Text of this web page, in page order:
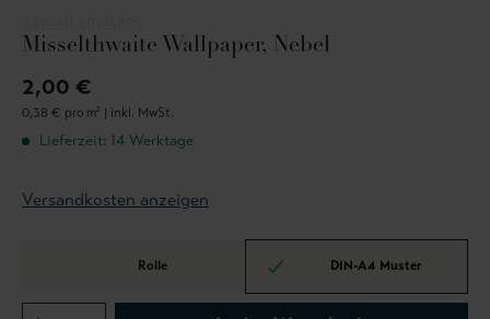
Misselthwaite Wallpaper, Nebel
2,00 €
0,38 € pro m² | inkl. MwSt.
Lieferzeit: 14 Werktage
Versandkosten anzeigen
Rolle DIN-A4 Muster